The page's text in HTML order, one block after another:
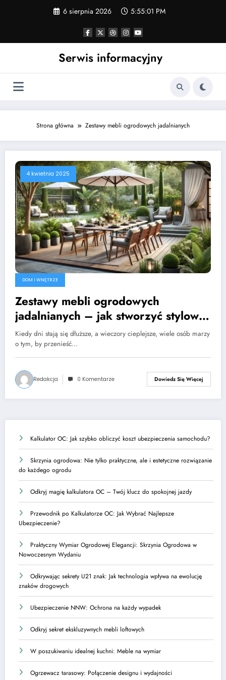
6 sierpnia 2026 5:55:01 PM
Serwis informacyjny
Strona główna Zestawy mebli ogrodowych jadalnianych
4 kwietnia 2025
DOM I WNĘTRZE
Zestawy mebli ogrodowych
jadalnianych – jak stworzyć stylową
jadalnię na świeżym powietrzu?
Kiedy dni stają się dłuższe, a wieczory cieplejsze, wiele osób marzy
o tym, by przenieść…
Redakcja 0 Komentarze Dowiedz Się Więcej
Kalkulator OC: Jak szybko obliczyć koszt ubezpieczenia samochodu?
Skrzynia ogrodowa: Nie tylko praktyczne, ale i estetyczne rozwiązanie
do każdego ogrodu
Odkryj magię kalkulatora OC – Twój klucz do spokojnej jazdy
Przewodnik po Kalkulatorze OC: Jak Wybrać Najlepsze
Ubezpieczenie?
Praktyczny Wymiar Ogrodowej Elegancji: Skrzynia Ogrodowa w
Nowoczesnym Wydaniu
Odkrywając sekrety U21 znak: Jak technologia wpływa na ewolucję
znaków drogowych
Ubezpieczenie NNW: Ochrona na każdy wypadek
Odkryj sekret ekskluzywnych mebli loftowych
W poszukiwaniu idealnej kuchni: Meble na wymiar
Ogrzewacz tarasowy: Połączenie designu i wydajności